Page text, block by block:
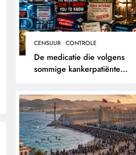
CENSUUR CONTROLE
De medicatie die volgens
sommige kankerpatiënten
eigen arts.